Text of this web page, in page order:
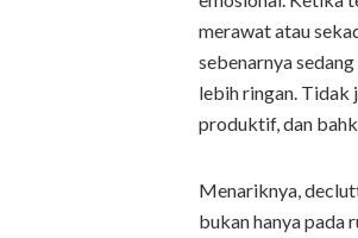
merawat atau
sebenarnya
lebih ringan. Tidak
produktif, dan
Menariknya,
bukan hanya pada